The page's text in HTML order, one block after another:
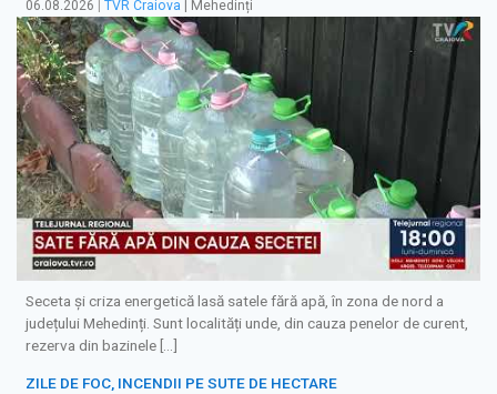
06.08.2026 TVR Craiova | Mehedinți
Seceta și criza energetică lasă satele fără apă, în zona de nord a
județului Mehedinți. Sunt localități unde, din cauza penelor de curent,
rezerva din bazinele […]
ZILE DE FOC, INCENDII PE SUTE DE HECTARE